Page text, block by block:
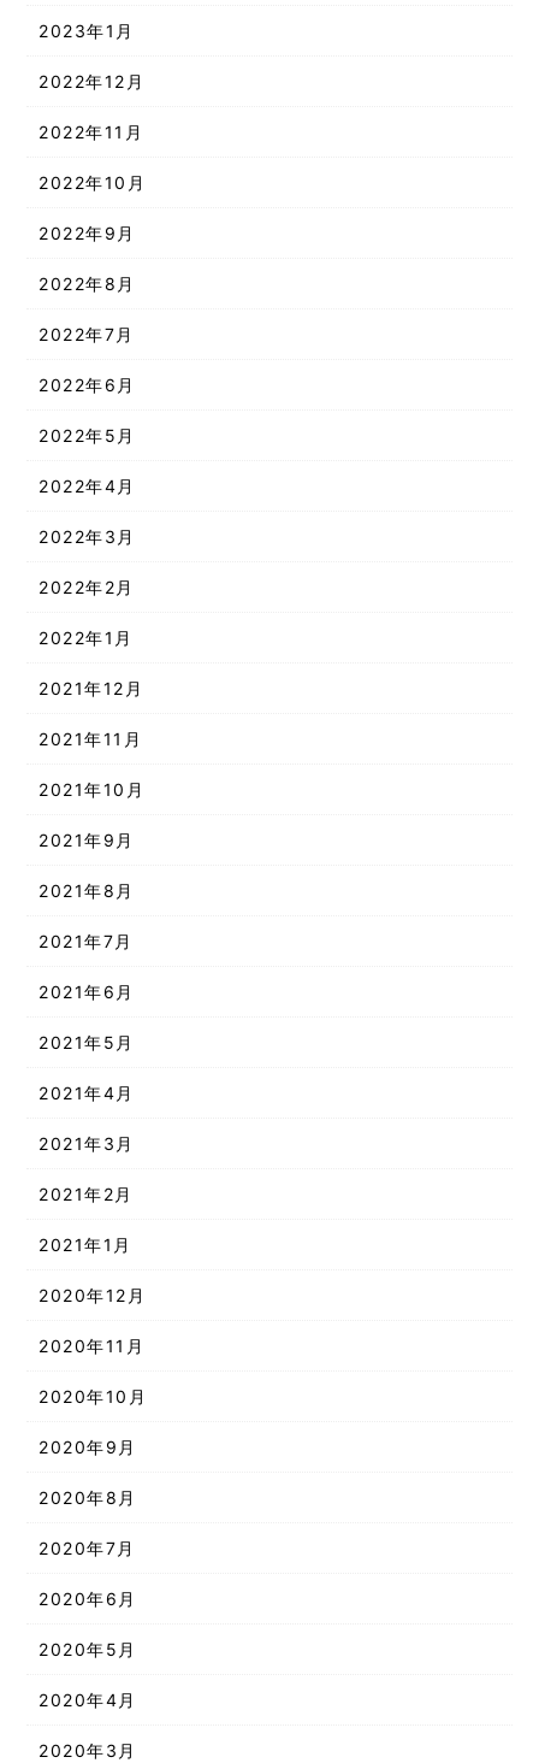
2023年1月
2022年12月
2022年11月
2022年10月
2022年9月
2022年8月
2022年7月
2022年6月
2022年5月
2022年4月
2022年3月
2022年2月
2022年1月
2021年12月
2021年11月
2021年10月
2021年9月
2021年8月
2021年7月
2021年6月
2021年5月
2021年4月
2021年3月
2021年2月
2021年1月
2020年12月
2020年11月
2020年10月
2020年9月
2020年8月
2020年7月
2020年6月
2020年5月
2020年4月
2020年3月